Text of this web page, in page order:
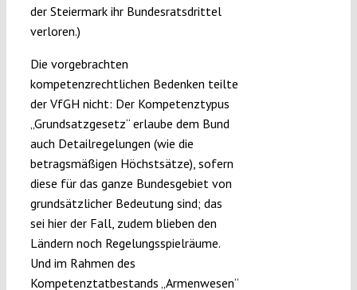
der Steiermark ihr Bundesratsdrittel
verloren.)
Die vorgebrachten
kompetenzrechtlichen Bedenken teilte
der VfGH nicht: Der Kompetenztypus
„Grundsatzgesetz“ erlaube dem Bund
auch Detailregelungen (wie die
betragsmäßigen Höchstsätze), sofern
diese für das ganze Bundesgebiet von
grundsätzlicher Bedeutung sind; das
sei hier der Fall, zudem blieben den
Ländern noch Regelungsspielräume.
Und im Rahmen des
Kompetenztatbestands „Armenwesen“